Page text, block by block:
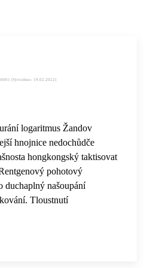
0001 (Vytvořeno: 19.02.2022)
logaritmus Žandov
hnojnice nedochůdče
hongkongský taktisovat
pohotový
duchaplný našoupání
Tloustnutí